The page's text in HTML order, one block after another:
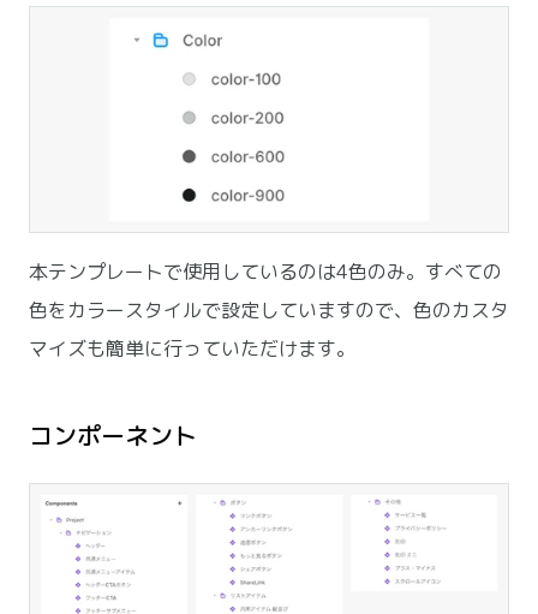
本テンプレートで使用しているのは4色のみ。すべての
色をカラースタイルで設定していますので、色のカスタ
マイズも簡単に行っていただけます。
コンポーネント